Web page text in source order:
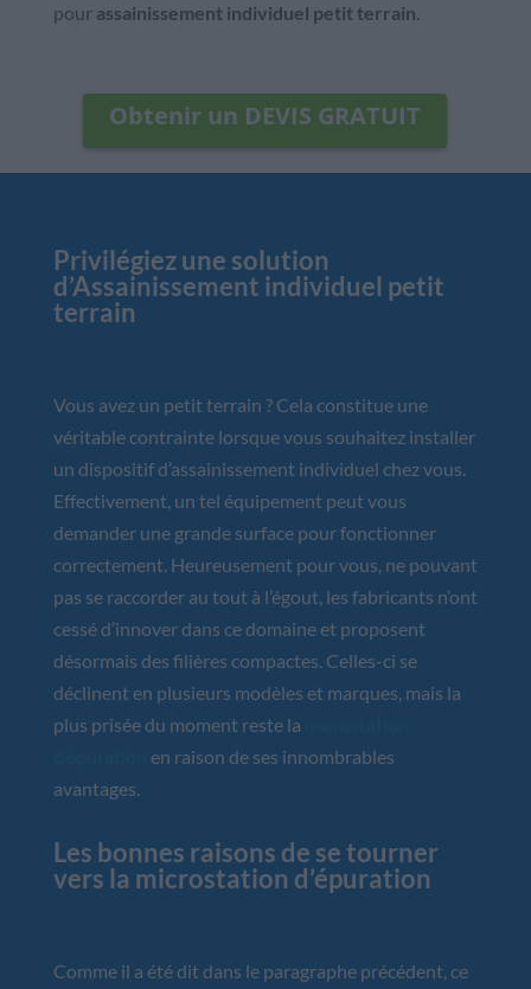
pour assainissement individuel petit terrain.
Obtenir un DEVIS GRATUIT
Privilégiez une solution
d’Assainissement individuel petit
terrain
Vous avez un petit terrain ? Cela constitue une
véritable contrainte lorsque vous souhaitez installer
un dispositif d’assainissement individuel chez vous.
Effectivement, un tel équipement peut vous
demander une grande surface pour fonctionner
correctement. Heureusement pour vous, ne pouvant
pas se raccorder au tout à l’égout, les fabricants n’ont
cessé d’innover dans ce domaine et proposent
désormais des filières compactes. Celles-ci se
déclinent en plusieurs modèles et marques, mais la
plus prisée du moment reste la
en raison de ses innombrables
avantages.
Les bonnes raisons de se tourner
vers la microstation d’épuration
Comme il a été dit dans le paragraphe précédent, ce